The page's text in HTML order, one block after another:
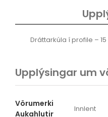
Dráttarkúla í profile –
Upplýsingar um
Vörumerki
Aukahlutir
Innlent